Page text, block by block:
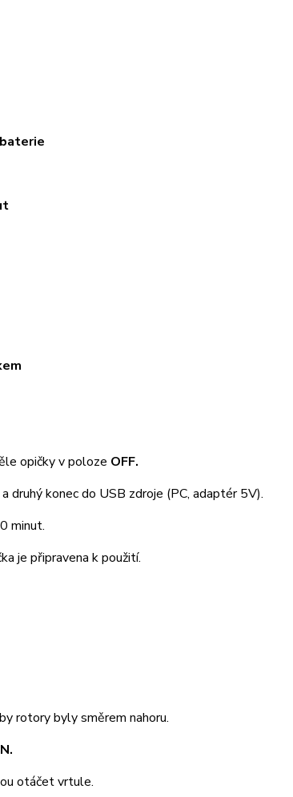
opičky v poloze OFF.
konec do USB zdroje (PC, adaptér 5V).
minut.
je připravena k použití.
rotory byly směrem nahoru.
otáčet vrtule.